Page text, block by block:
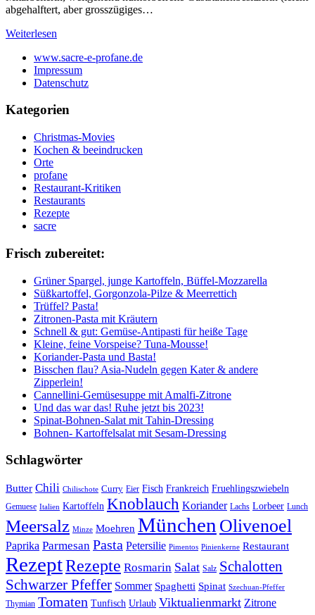
abgehalftert, aber grosszügiges…
Weiterlesen
www.sacre-e-profane.de
Impressum
Datenschutz
Kategorien
Christmas-Movies
Kochen & beeindrucken
Orte
profane
Restaurant-Kritiken
Restaurants
Rezepte
sacre
Frisch zubereitet:
Grüner Spargel, junge Kartoffeln, Büffel-Mozzarella
Süßkartoffel, Gorgonzola-Pilze & Meerrettich
Trüffel? Pasta!
Zitronen-Pasta mit Kräutern
Schnell & gut: Gemüse-Antipasti für heiße Tage
Kleine, feine Vorspeise? Tuna-Mousse!
Koriander-Pasta und Basta!
Bisschen flau? Asia-Nudeln gegen Kater & andere
Zipperlein!
Cannellini-Gemüsesuppe mit Amalfi-Zitrone
Und das war das! Ruhe jetzt bis 2023!
Spinat-Bohnen-Salat mit Tahin-Dressing
Bohnen- Kartoffelsalat mit Sesam-Dressing
Schlagwörter
Butter Chili Chilischote Curry Eier Fisch Frankreich Fruehlingszwiebeln
Gemuese Italien Kartoffeln Knoblauch Koriander Lachs Lorbeer Lunch
Meersalz Minze Moehren München Olivenoel
Paprika Parmesan Pasta Petersilie Pimentos Pinienkerne Restaurant
RezeptRezepte Rosmarin Salat Salz Schalotten
Schwarzer Pfeffer Sommer Spaghetti Spinat Szechuan-Pfeffer
Thymian Tomaten Tunfisch Urlaub Viktualienmarkt Zitrone